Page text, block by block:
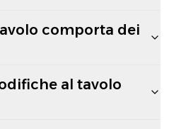
comporta dei
al tavolo